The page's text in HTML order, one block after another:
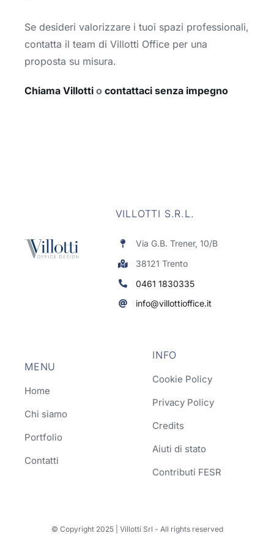
Se desideri valorizzare i tuoi spazi professionali,
contatta il team di Villotti Office per una
proposta su misura.
Chiama Villotti o contattaci senza impegno
VILLOTTI S.R.L.
Via G.B. Trener, 10/B
38121 Trento
0461 1830335
info@villottioffice.it
MENU
Home
Chi siamo
Portfolio
Contatti
INFO
Cookie Policy
Privacy Policy
Credits
Aiuti di stato
Contributi FESR
© Copyright 2025 | Villotti Srl - All rights reserved